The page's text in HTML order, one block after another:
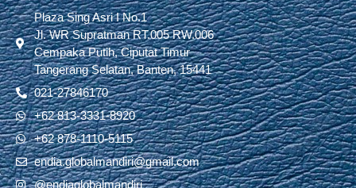
Plaza Sing Asri I No.1
Jl. WR Supratman RT.005 RW.006
Cempaka Putih, Ciputat Timur
Tangerang Selatan, Banten, 15441
021-27846170
+62 813-3331-8920
+62 878-1110-5115
endia.globalmandiri@gmail.com
@endiaglobalmandiri